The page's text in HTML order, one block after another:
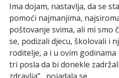
Ima dojam, nastavlja, da se
pomoći najmanjima,
poštovanje svima, ali mi smo
se, podizali djecu, školovali i
roditelje, a i u ovim
tri posla da bi donekle